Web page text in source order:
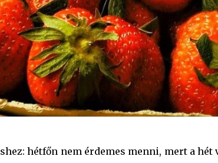
hétfőn nem érdemes menni, mert a hét